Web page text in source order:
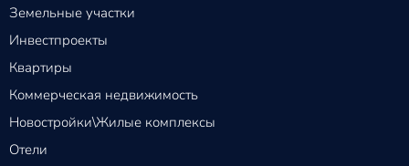
Земельные участки
Инвестпроекты
Квартиры
Коммерческая недвижимость
Новостройки\Жилые комплексы
Отели